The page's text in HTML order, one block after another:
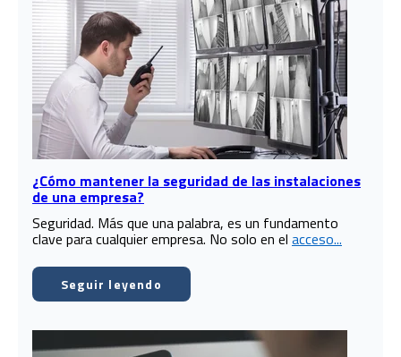
¿Cómo mantener la seguridad de las instalaciones
de una empresa?
Seguridad. Más que una palabra, es un fundamento
clave para cualquier empresa. No solo en el acceso...
Seguir leyendo